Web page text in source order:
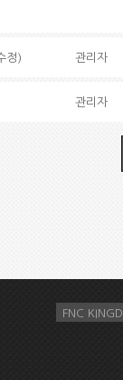
정) 관리자
관리자